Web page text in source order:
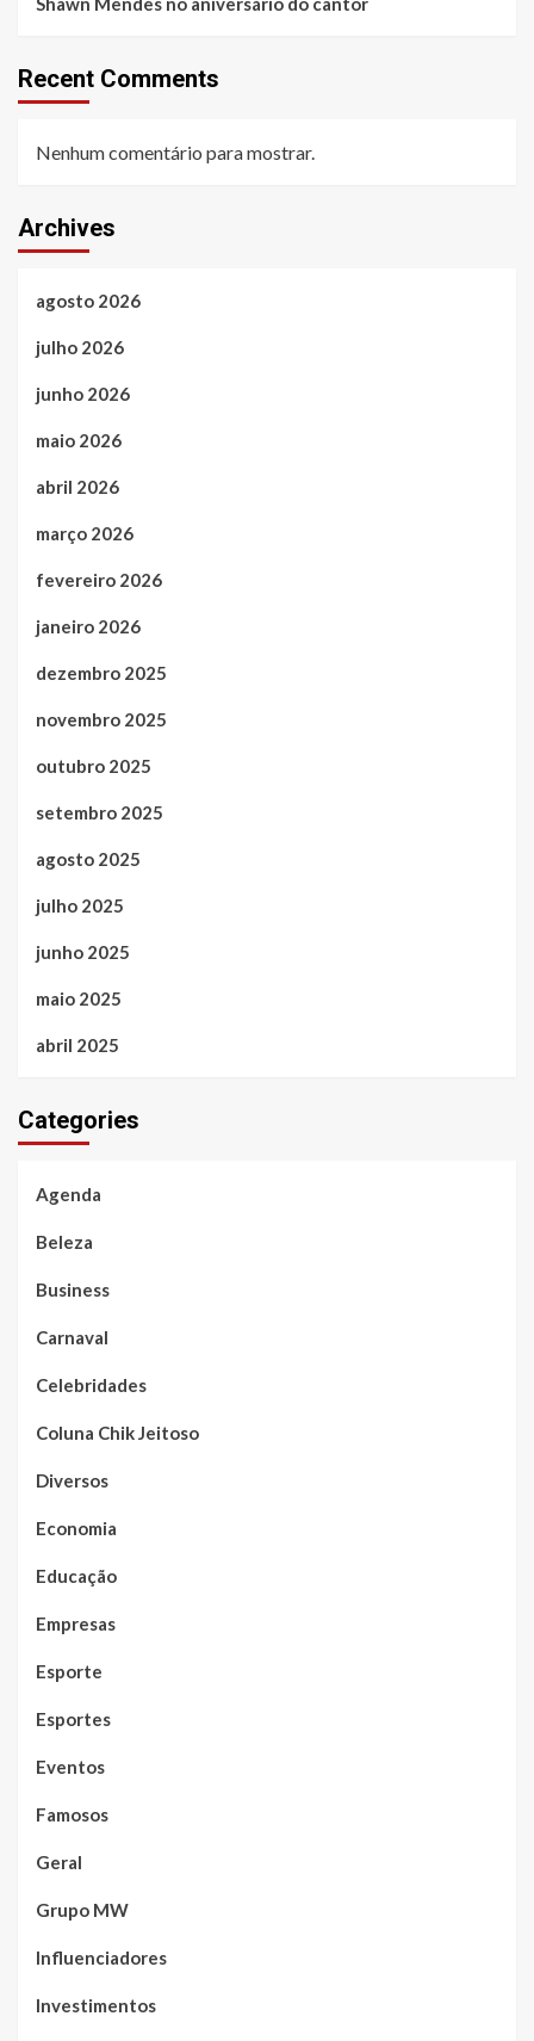
Recent Comments
Nenhum comentário para mostrar.
Archives
agosto 2026
julho 2026
junho 2026
maio 2026
abril 2026
março 2026
fevereiro 2026
janeiro 2026
dezembro 2025
novembro 2025
outubro 2025
setembro 2025
agosto 2025
julho 2025
junho 2025
maio 2025
abril 2025
Categories
Agenda
Beleza
Business
Carnaval
Celebridades
Coluna Chik Jeitoso
Diversos
Economia
Educação
Empresas
Esporte
Esportes
Eventos
Famosos
Geral
Grupo MW
Influenciadores
Investimentos